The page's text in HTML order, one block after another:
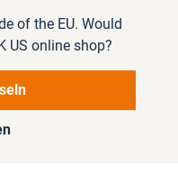
of the EU. Would
US online shop?